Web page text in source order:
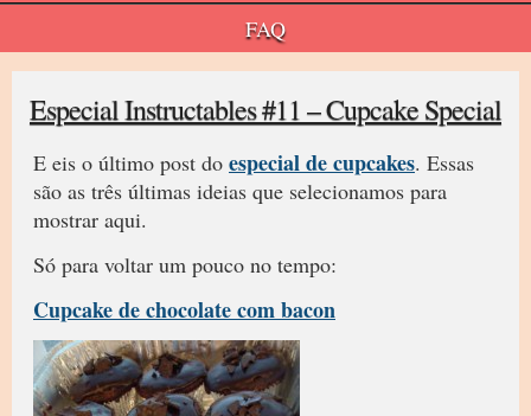
FAQ
Especial Instructables #11 – Cupcake Special
E eis o último post do especial de cupcakes. Essas
são as três últimas ideias que selecionamos para
mostrar aqui.
Só para voltar um pouco no tempo:
Cupcake de chocolate com bacon